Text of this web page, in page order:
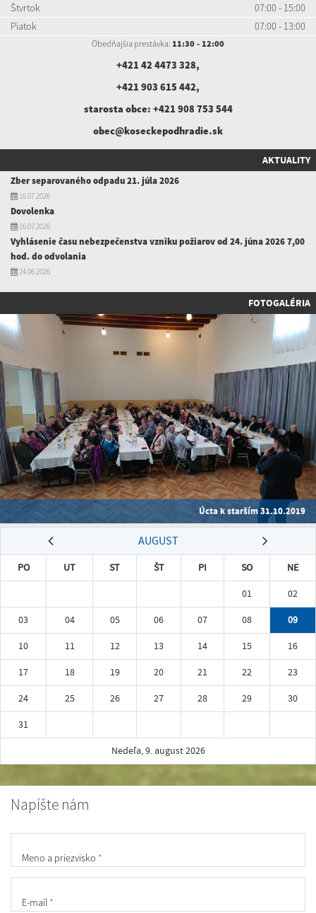
Štvrtok
07:00 - 15:00
Piatok
07:00 - 13:00
Obedňajšia prestávka: 11:30 - 12:00
+421 42 4473 328,
+421 903 615 442,
starosta obce: +421 908 753 544
obec@koseckepodhradie.sk
AKTUALITY
Zber separovaného odpadu 21. júla 2026
16.07.2026
Dovolenka
16.07.2026
Vyhlásenie času nebezpečenstva vzniku požiarov od 24. júna 2026 7,00
hod. do odvolania
24.06.2026
FOTOGALÉRIA
Úcta k starším 31.10.2019
AUGUST
PO UT ST ŠT PI SO
NE
01
02
03
04 05 06 07 08
09
10
11 12 13 14 15
16
17
18 19 20 21 22
23
24
25 26 27 28 29
30
31
Nedeľa, 9. august 2026
Napíšte nám
Meno a priezvisko *
E-mail *